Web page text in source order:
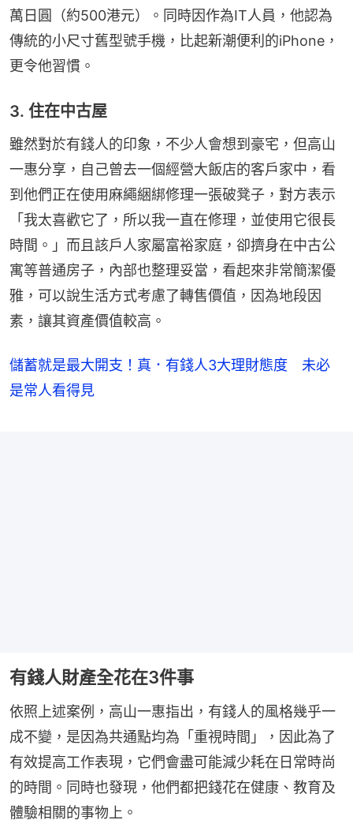
萬日圓（約500港元）。同時因作為IT人員，他認為
傳統的小尺寸舊型號手機，比起新潮便利的iPhone，
更令他習慣。
3. 住在中古屋
雖然對於有錢人的印象，不少人會想到豪宅，但高山
一惠分享，自己曾去一個經營大飯店的客戶家中，看
到他們正在使用麻繩綑綁修理一張破凳子，對方表示
「我太喜歡它了，所以我一直在修理，並使用它很長
時間。」而且該戶人家屬富裕家庭，卻擠身在中古公
寓等普通房子，內部也整理妥當，看起來非常簡潔優
雅，可以說生活方式考慮了轉售價值，因為地段因
素，讓其資產價值較高。
儲蓄就是最大開支！真．有錢人3大理財態度 未必
是常人看得見
有錢人財產全花在3件事
依照上述案例，高山一惠指出，有錢人的風格幾乎一
成不變，是因為共通點均為「重視時間」，因此為了
有效提高工作表現，它們會盡可能減少耗在日常時尚
的時間。同時也發現，他們都把錢花在健康、教育及
體驗相關的事物上。